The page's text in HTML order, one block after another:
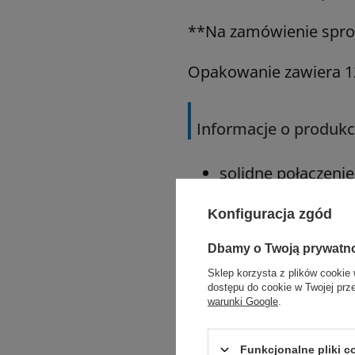
**Na zamówienie
Opakowanie zawiera
Informacje o
solidne
wysoka
doskonałe
łatwe przejście
Zastosowanie:
Konfiguracja zgód
Dbamy o Twoją
Sklep korzysta z plików cookie
dostępu do cookie w Twojej
warunki Google
Funkcjonalne pliki